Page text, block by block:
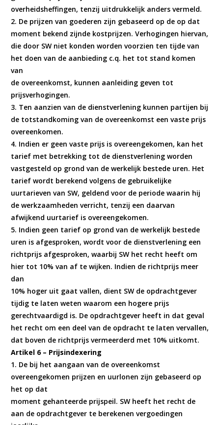
overheidsheffingen, tenzij uitdrukkelijk anders vermeld.
2. De prijzen van goederen zijn gebaseerd op de op dat
moment bekend zijnde kostprijzen. Verhogingen hiervan,
die door SW niet konden worden voorzien ten tijde van
het doen van de aanbieding c.q. het tot stand komen
van
de overeenkomst, kunnen aanleiding geven tot
prijsverhogingen.
3. Ten aanzien van de dienstverlening kunnen partijen bij
de totstandkoming van de overeenkomst een vaste prijs
overeenkomen.
4. Indien er geen vaste prijs is overeengekomen, kan het
tarief met betrekking tot de dienstverlening worden
vastgesteld op grond van de werkelijk bestede uren. Het
tarief wordt berekend volgens de gebruikelijke
uurtarieven van SW, geldend voor de periode waarin hij
de werkzaamheden verricht, tenzij een daarvan
afwijkend uurtarief is overeengekomen.
5. Indien geen tarief op grond van de werkelijk bestede
uren is afgesproken, wordt voor de dienstverlening een
richtprijs afgesproken, waarbij SW het recht heeft om
hier tot 10% van af te wijken. Indien de richtprijs meer
dan
10% hoger uit gaat vallen, dient SW de opdrachtgever
tijdig te laten weten waarom een hogere prijs
gerechtvaardigd is. De opdrachtgever heeft in dat geval
het recht om een deel van de opdracht te laten vervallen,
dat boven de richtprijs vermeerderd met 10% uitkomt.
Artikel 6 – Prijsindexering
1. De bij het aangaan van de overeenkomst
overeengekomen prijzen en uurlonen zijn gebaseerd op
het op dat
moment gehanteerde prijspeil. SW heeft het recht de
aan de opdrachtgever te berekenen vergoedingen